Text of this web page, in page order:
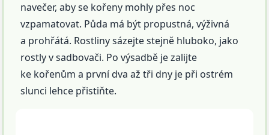
navečer, aby se kořeny mohly přes noc
vzpamatovat. Půda má být propustná, výživná
a prohřátá. Rostliny sázejte stejně hluboko, jako
rostly v sadbovači. Po výsadbě je zalijte
ke kořenům a první dva až tři dny je při ostrém
slunci lehce přistiňte.